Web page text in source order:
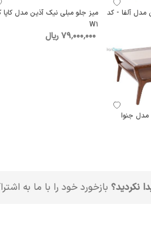
مدل آلفا - کد
میز جلو مبلی نیک آذین مدل کاپا
W1
79٬000٬000 ریال
مدل جنوا
نکردید؟ بازخورد خود را با ما به